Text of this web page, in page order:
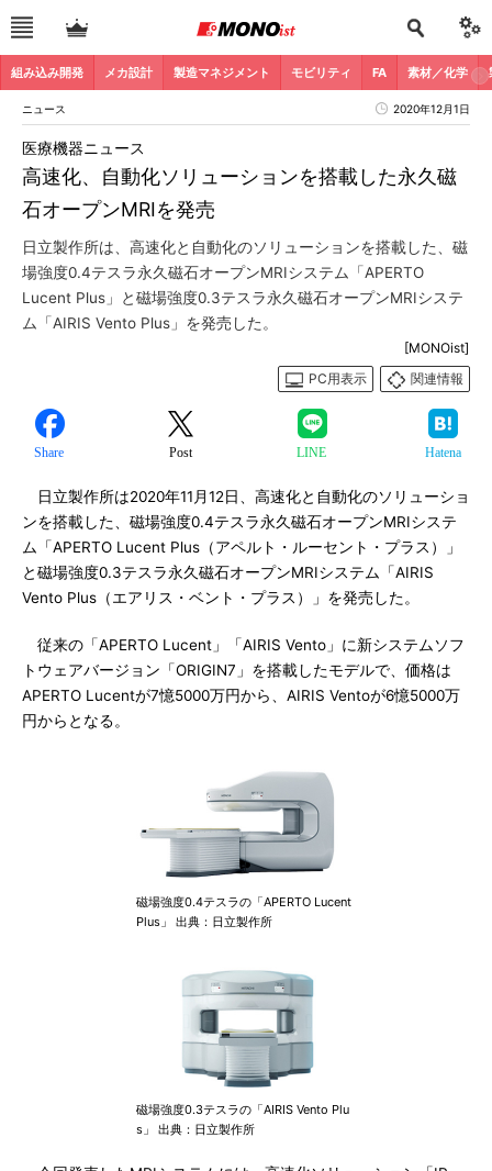
組み込み開発 メカ設計 製造マネジメント モビリティ FA 素材／化学
ニュース 2020年12月1日
高速化、自動化ソリューションを搭載した永久磁
石オープンMRIを発売
医療機器ニュース
日立製作所は、高速化と自動化のソリューションを搭載した、磁
場強度0.4テスラ永久磁石オープンMRIシステム「APERTO
Lucent Plus」と磁場強度0.3テスラ永久磁石オープンMRIシステ
ム「AIRIS Vento Plus」を発売した。
[MONOist]
PC用表示
関連情報
Share Post LINE Hatena
日立製作所は2020年11月12日、高速化と自動化のソリューショ
ンを搭載した、磁場強度0.4テスラ永久磁石オープンMRIシステ
ム「APERTO Lucent Plus（アペルト・ルーセント・プラス）」
と磁場強度0.3テスラ永久磁石オープンMRIシステム「AIRIS
Vento Plus（エアリス・ベント・プラス）」を発売した。
従来の「APERTO Lucent」「AIRIS Vento」に新システムソフ
トウェアバージョン「ORIGIN7」を搭載したモデルで、価格は
APERTO Lucentが7憶5000万円から、AIRIS Ventoが6憶5000万
円からとなる。
磁場強度0.4テスラの「APERTO Lucent
Plus」 出典：日立製作所
磁場強度0.3テスラの「AIRIS Vento Plu
s」 出典：日立製作所